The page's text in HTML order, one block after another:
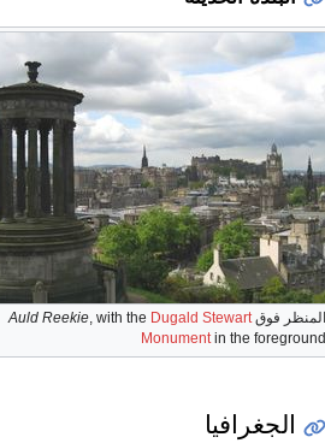
المنظر فوق Auld Reekie, with the Dugald Stewart
Monumentin the foreground
الجغرافيا